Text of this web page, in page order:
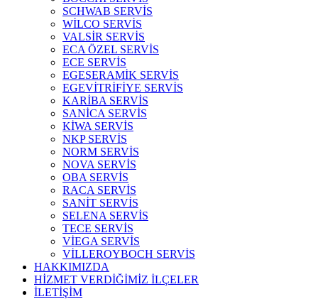
SCHWAB SERVİS
WİLCO SERVİS
VALSİR SERVİS
ECA ÖZEL SERVİS
ECE SERVİS
EGESERAMİK SERVİS
EGEVİTRİFİYE SERVİS
KARİBA SERVİS
SANİCA SERVİS
KİWA SERVİS
NKP SERVİS
NORM SERVİS
NOVA SERVİS
OBA SERVİS
RACA SERVİS
SANİT SERVİS
SELENA SERVİS
TECE SERVİS
VİEGA SERVİS
VİLLEROYBOCH SERVİS
HAKKIMIZDA
HİZMET VERDİĞİMİZ İLÇELER
İLETİŞİM